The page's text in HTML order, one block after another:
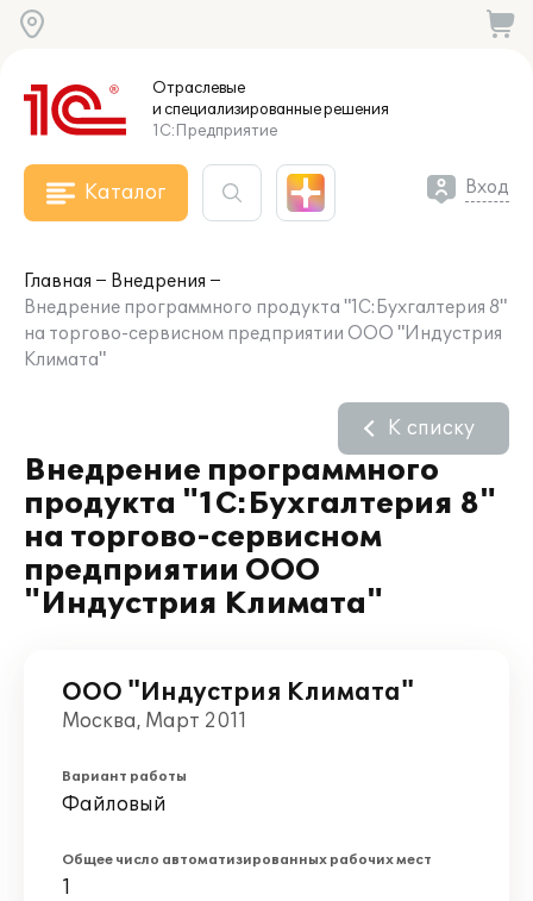
Отраслевые
и специализированныерешения
1С:Предприятие
Каталог Вход
Главная
Внедрения
Внедрение программного продукта "1С:Бухгалтерия 8"
на торгово-сервисном предприятии ООО "Индустрия
Климата"
Внедрение программного
продукта "1С:Бухгалтерия 8"
на торгово-сервисном
предприятии ООО
"Индустрия Климата"
К списку
ООО "Индустрия Климата"
Москва, Март 2011
Вариант работы
Файловый
Общее число автоматизированных рабочих мест
1